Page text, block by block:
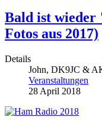
Bald ist
Fotos aus 2017)
Details
John, DK9JC &
Veranstaltungen
28 April 2018